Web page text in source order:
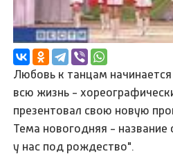
Любовь к танцам начинается
всю жизнь -
презентовал свою новую
Тема новогодняя -
у нас под рождество".